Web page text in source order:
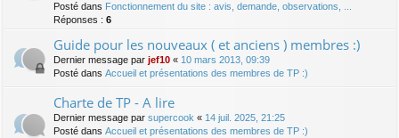
Posté dans Fonctionnement du site : avis, demande, observations, ...
Réponses : 6
Guide pour les nouveaux ( et anciens ) membres :)
Dernier message par jef10 « 10 mars 2013, 09:39
Posté dans Accueil et présentations des membres de TP :)
Charte de TP - A lire
Dernier message par supercook « 14 juil. 2025, 21:25
Posté dans Accueil et présentations des membres de TP :)